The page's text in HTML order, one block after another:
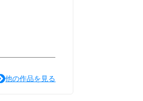
他の作品を見る